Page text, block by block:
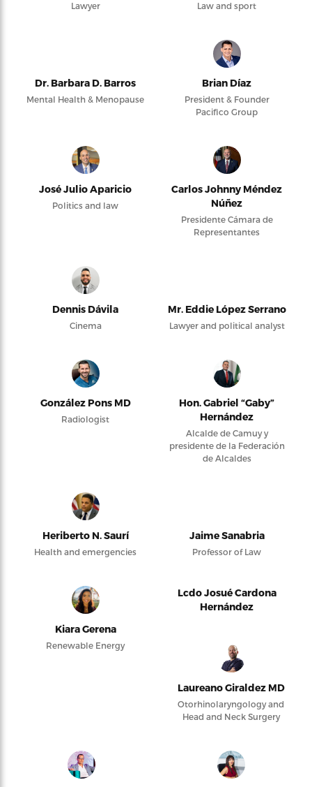
Lawyer Law and sport
Dr. Barbara D. Barros
Mental Health & Menopause
Brian Díaz
President & Founder
Pacifico Group
José Julio Aparicio
Politics and law
Carlos Johnny Méndez
Núñez
Presidente Cámara de
Representantes
Dennis Dávila
Cinema
Mr. Eddie López Serrano
Lawyer and political analyst
González Pons MD
Radiologist
Hon. Gabriel “Gaby”
Hernández
Alcalde de Camuy y
presidente de la Federación
de Alcaldes
Heriberto N. Saurí
Health and emergencies
Jaime Sanabria
Professor of Law
Kiara Gerena
Renewable Energy
Lcdo Josué Cardona
Hernández
Laureano Giraldez MD
Otorhinolaryngology and
Head and Neck Surgery